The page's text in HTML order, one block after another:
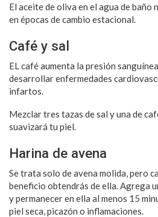
El aceite de oliva en el agua de baño
en épocas de cambio estacional.
Café y sal
EL café aumenta la presión
desarrollar enfermedades
infartos.
Mezclar tres tazas de sal y una de
suavizará tu piel.
Harina de avena
Se trata solo de avena molida, pero
beneficio obtendrás de ella. Agrega
y permanecer en ella al menos 15
piel seca, picazón o inflamaciones.